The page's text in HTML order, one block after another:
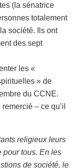
(la sénatrice
totalement
société. Ils ont
des sept
les «
» de
du CCNE.
– ce qu’il
religieux leurs
pour tous. En les
de société, le